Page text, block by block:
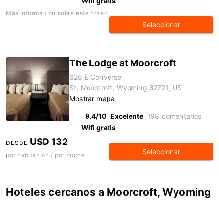
Más información sobre este hotel:
Seleccionar
The Lodge at Moorcroft
626 E Converse
St, Moorcroft, Wyoming 82721, US
Mostrar mapa
9.4/10 Excelente 198 comentarios
Wifi gratis
DESDE USD 132
por habitación / por noche Seleccionar
Hoteles cercanos a Moorcroft, Wyoming